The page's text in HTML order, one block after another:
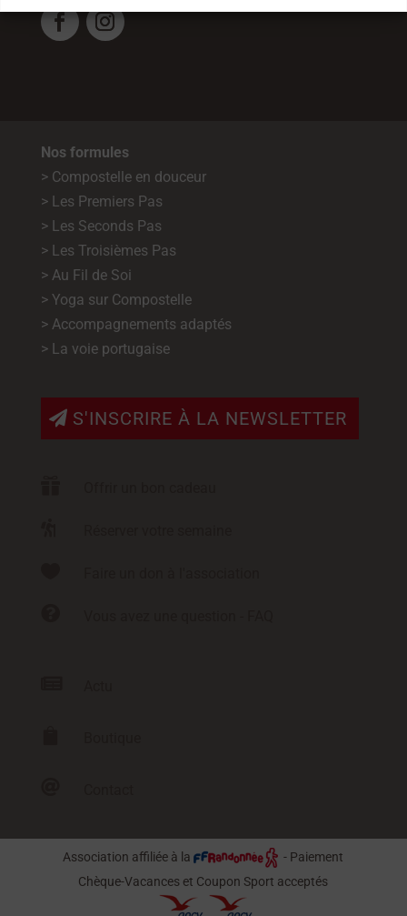
Nos formules
> Compostelle en douceur
> Les Premiers Pas
> Les Seconds Pas
> Les Troisièmes Pas
> Au Fil de Soi
> Yoga sur Compostelle
> Accompagnements adaptés
> La voie portugaise
S'INSCRIRE À LA NEWSLETTER
Association affiliée à la
- Paiement
Chèque-Vacances et Coupon Sport acceptés